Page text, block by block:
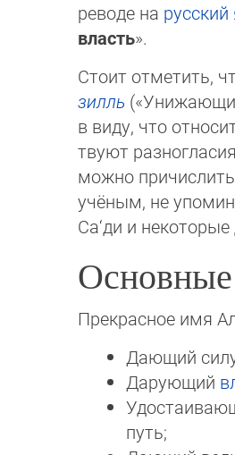
реводе на
власть».
Стоит отметить,
зилль
в виду, что
твуют
можно
учёным, не
Са‘ди и некоторые
Прекрасное имя
Дающий
Дарующий
путь;